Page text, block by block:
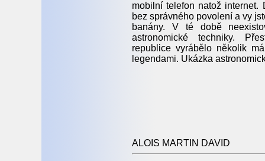
mobilní telefon natož
bez správného povolení a vy
banány. V té době
astronomické techniky.
republice vyrábělo několik
legendami. Ukázka
ALOIS MARTIN DAVID